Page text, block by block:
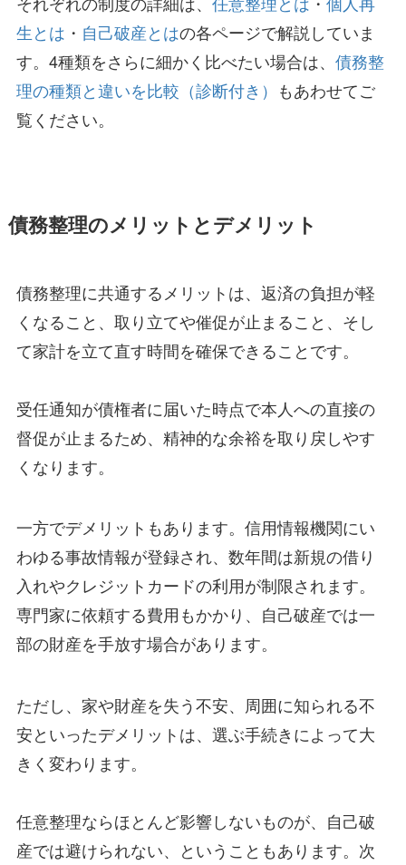
生とは ・ 自己破産とはの各ページで解説していま
す。4種類をさらに細かく比べたい場合は、 債務整
理の種類と違いを比較（診断付き） もあわせてご
覧ください。
債務整理のメリットとデメリット
債務整理に共通するメリットは、返済の負担が軽
くなること、取り立てや催促が止まること、そし
て家計を立て直す時間を確保できることです。
受任通知が債権者に届いた時点で本人への直接の
督促が止まるため、精神的な余裕を取り戻しやす
くなります。
一方でデメリットもあります。信用情報機関にい
わゆる事故情報が登録され、数年間は新規の借り
入れやクレジットカードの利用が制限されます。
専門家に依頼する費用もかかり、自己破産では一
部の財産を手放す場合があります。
ただし、家や財産を失う不安、周囲に知られる不
安といったデメリットは、選ぶ手続きによって大
きく変わります。
任意整理ならほとんど影響しないものが、自己破
産では避けられない、ということもあります。次